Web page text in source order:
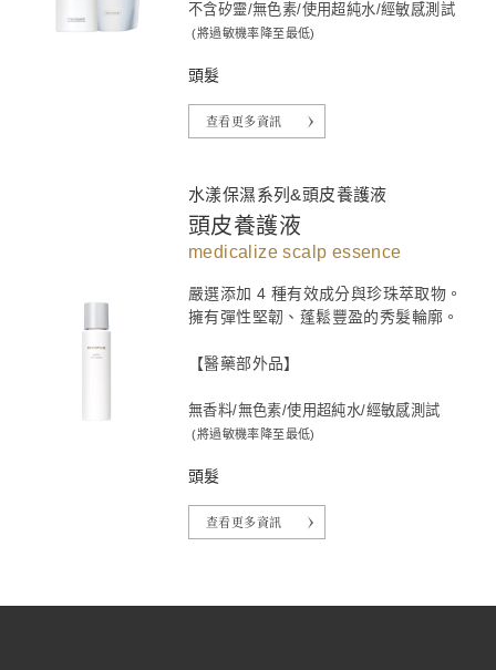
不含矽靈/無色素/使用超純水/經敏感測試
(將過敏機率降至最低)
頭髮
查看更多資訊
水漾保濕系列&頭皮養護液
頭皮養護液
medicalize scalp essence
嚴選添加 4 種有效成分與珍珠萃取物。
擁有彈性堅韌、蓬鬆豐盈的秀髮輪廓。
【醫藥部外品】
無香料/無色素/使用超純水/經敏感測試
(將過敏機率降至最低)
頭髮
查看更多資訊